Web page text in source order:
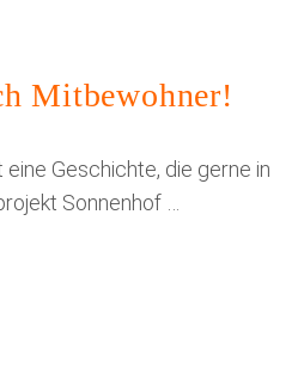
Mitbewohner!
Geschichte, die gerne in
Sonnenhof …